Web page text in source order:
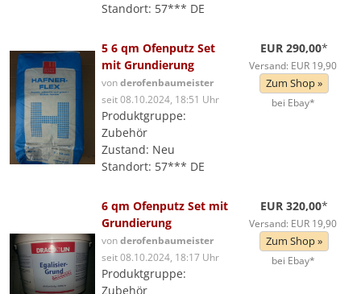
Standort: 57*** DE
5 6 qm Ofenputz Set
mit Grundierung
vonderofenbaumeister
seit 08.10.2024, 18:51 Uhr
Produktgruppe:
Zubehör
Zustand: Neu
Standort: 57*** DE
EUR 290,00*
Versand: EUR 19,90
Zum Shop »
bei Ebay*
6 qm Ofenputz Set mit
Grundierung
vonderofenbaumeister
seit 08.10.2024, 18:17 Uhr
Produktgruppe:
Zubehör
EUR 320,00*
Versand: EUR 19,90
Zum Shop »
bei Ebay*